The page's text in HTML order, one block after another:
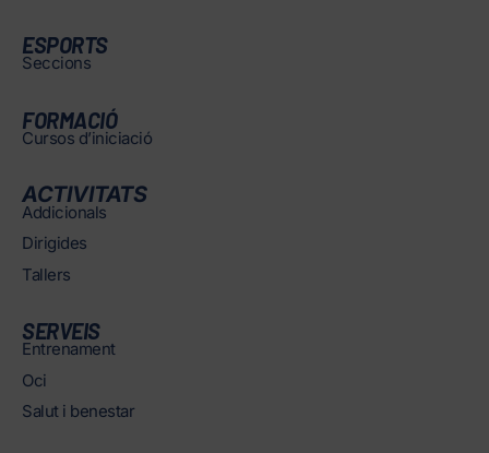
ESPORTS
Seccions
FORMACIÓ
Cursos d’iniciació
ACTIVITATS
Addicionals
Dirigides
Tallers
SERVEIS
Entrenament
Oci
Salut i benestar